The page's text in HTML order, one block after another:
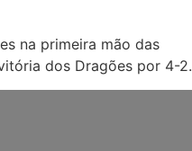
na primeira mão das
dos Dragões por 4-2.